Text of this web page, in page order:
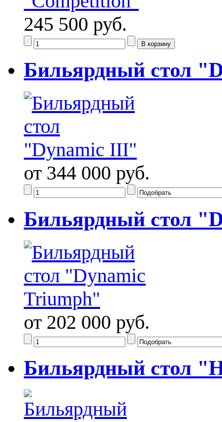
245 500 руб.
Бильярдный стол
от 344 000 руб.
Бильярдный стол
от 202 000 руб.
Бильярдный стол